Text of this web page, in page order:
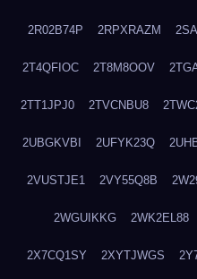
2R02B74P 2RPXRAZM
2T4QFIOC 2T8M8OOV
2TT1JPJ0 2TVCNBU8
2UBGKVBI 2UFYK23Q
2VUSTJE1 2VY55Q8B
2WGUIKKG 2WK2EL88
2X7CQ1SY 2XYTJWGS